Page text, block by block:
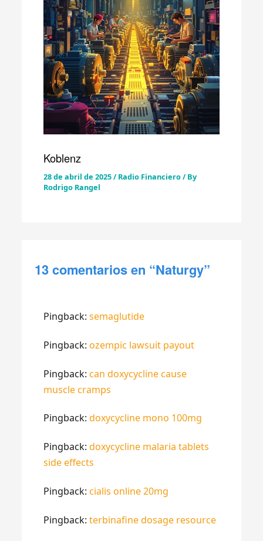
Koblenz
28 de abril de 2025/ Radio Financiero/ By
Rodrigo Rangel
13 comentarios en “Naturgy”
Pingback: semaglutide
Pingback: ozempic lawsuit payout
Pingback: can doxycycline cause
muscle cramps
Pingback: doxycycline mono 100mg
Pingback: doxycycline malaria tablets
side effects
Pingback: cialis online 20mg
Pingback: terbinafine dosage resource